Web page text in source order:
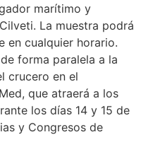
marítimo y
La muestra podrá
en cualquier horario.
forma paralela a la
crucero en el
que atraerá a los
los días 14 y 15 de
y Congresos de